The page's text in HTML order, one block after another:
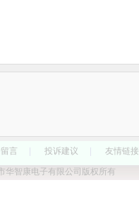
智康电子有限公司版权所有
言 投诉建议 友情链接